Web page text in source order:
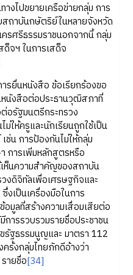
ไปขยายเครือข่ายกลุ่ม การ
ถาบันกษัตริย์ในหลายจังหวัด
รศรีธรรมราชนอกจากนี้ กลุ่ม
จฯ ในการเสด็จ
ยื่นหนังสือ ข้อเรียกร้องขอ
นังสือต่อประธานวุฒิสภาที่
อรัฐมนตรีกระทรวง
ให้ครูและนักเรียนถูกใช้เป็น
ช่น การป้องกันไม่ให้กลุ่ม
การเพิ่มหลักสูตรหรือ
ห็นความสำคัญของสถาบัน
งดิจิทัลเพื่อเศรษฐกิจและ
งเป็นเครื่องมือในการ
มูลที่สร้างความเสื่อมเสียต่อ
ารรวบรวมรายชื่อประชาชน
รัฐธรรมนูญและ มาตรา 112
รั้งกลุ่มไทยภักดีอ้างว่า
ายชื่อ[34]